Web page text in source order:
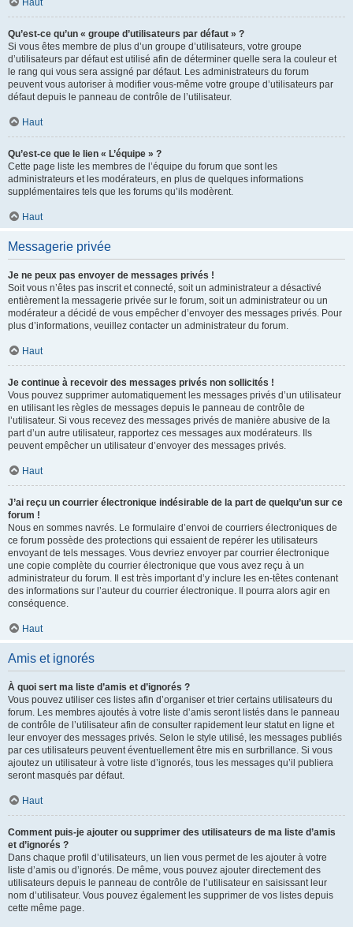
Haut
Qu’est-ce qu’un « groupe d’utilisateurs par défaut » ?
Si vous êtes membre de plus d’un groupe d’utilisateurs, votre groupe
d’utilisateurs par défaut est utilisé afin de déterminer quelle sera la couleur et
le rang qui vous sera assigné par défaut. Les administrateurs du forum
peuvent vous autoriser à modifier vous-même votre groupe d’utilisateurs par
défaut depuis le panneau de contrôle de l’utilisateur.
Haut
Qu’est-ce que le lien « L’équipe » ?
Cette page liste les membres de l’équipe du forum que sont les
administrateurs et les modérateurs, en plus de quelques informations
supplémentaires tels que les forums qu’ils modèrent.
Haut
Messagerie privée
Je ne peux pas envoyer de messages privés !
Soit vous n’êtes pas inscrit et connecté, soit un administrateur a désactivé
entièrement la messagerie privée sur le forum, soit un administrateur ou un
modérateur a décidé de vous empêcher d’envoyer des messages privés. Pour
plus d’informations, veuillez contacter un administrateur du forum.
Haut
Je continue à recevoir des messages privés non sollicités !
Vous pouvez supprimer automatiquement les messages privés d’un utilisateur
en utilisant les règles de messages depuis le panneau de contrôle de
l’utilisateur. Si vous recevez des messages privés de manière abusive de la
part d’un autre utilisateur, rapportez ces messages aux modérateurs. Ils
peuvent empêcher un utilisateur d’envoyer des messages privés.
Haut
J’ai reçu un courrier électronique indésirable de la part de quelqu’un sur ce
forum !
Nous en sommes navrés. Le formulaire d’envoi de courriers électroniques de
ce forum possède des protections qui essaient de repérer les utilisateurs
envoyant de tels messages. Vous devriez envoyer par courrier électronique
une copie complète du courrier électronique que vous avez reçu à un
administrateur du forum. Il est très important d’y inclure les en-têtes contenant
des informations sur l’auteur du courrier électronique. Il pourra alors agir en
conséquence.
Haut
Amis et ignorés
À quoi sert ma liste d’amis et d’ignorés ?
Vous pouvez utiliser ces listes afin d’organiser et trier certains utilisateurs du
forum. Les membres ajoutés à votre liste d’amis seront listés dans le panneau
de contrôle de l’utilisateur afin de consulter rapidement leur statut en ligne et
leur envoyer des messages privés. Selon le style utilisé, les messages publiés
par ces utilisateurs peuvent éventuellement être mis en surbrillance. Si vous
ajoutez un utilisateur à votre liste d’ignorés, tous les messages qu’il publiera
seront masqués par défaut.
Haut
Comment puis-je ajouter ou supprimer des utilisateurs de ma liste d’amis
et d’ignorés ?
Dans chaque profil d’utilisateurs, un lien vous permet de les ajouter à votre
liste d’amis ou d’ignorés. De même, vous pouvez ajouter directement des
utilisateurs depuis le panneau de contrôle de l’utilisateur en saisissant leur
nom d’utilisateur. Vous pouvez également les supprimer de vos listes depuis
cette même page.